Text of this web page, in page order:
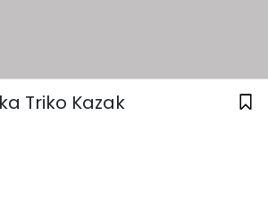
Triko Kazak